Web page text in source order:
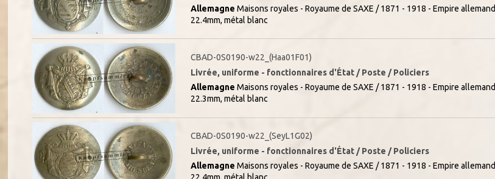
Allemagne Maisons royales - Royaume de SAXE / 1871 - 1918 - Empire allemand
22.4mm, métal blanc
CBAD-0S0190-w22_(Haa01F01)
Livrée, uniforme - fonctionnaires d'État / Poste / Policiers
Allemagne Maisons royales - Royaume de SAXE / 1871 - 1918 - Empire allemand
22.3mm, métal blanc
CBAD-0S0190-w22_(SeyL1G02)
Livrée, uniforme - fonctionnaires d'État / Poste / Policiers
Allemagne Maisons royales - Royaume de SAXE / 1871 - 1918 - Empire allemand